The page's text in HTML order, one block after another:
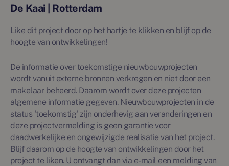
De Kaai | Rotterdam
Like dit project door op het hartje te klikken en blijf op de
hoogte van ontwikkelingen!
De informatie over toekomstige nieuwbouwprojecten
wordt vanuit externe bronnen verkregen en niet door een
makelaar beheerd. Daarom wordt over deze projecten
algemene informatie gegeven. Nieuwbouwprojecten in de
status 'toekomstig' zijn onderhevig aan veranderingen en
deze projectvermelding is geen garantie voor
daadwerkelijke en ongewijzigde realisatie van het project.
Blijf daarom op de hoogte van ontwikkelingen door het
project te liken. U ontvangt dan via e-mail een melding van